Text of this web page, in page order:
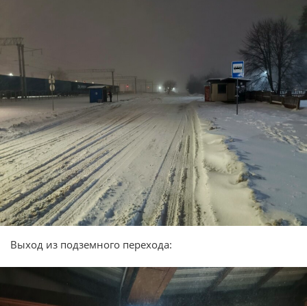
Выход из подземного перехода: